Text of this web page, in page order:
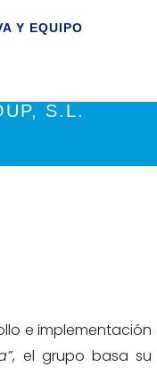
Y EQUIPO
S.L.
e implementación
, el grupo basa su